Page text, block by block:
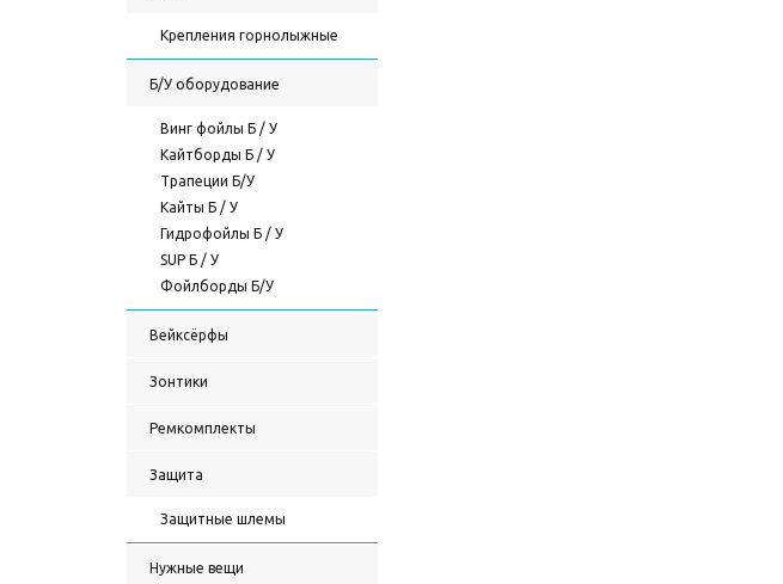
Крепления горнолыжные
Б/У оборудование
Винг фойлы Б / У
Кайтборды Б / У
Трапеции Б/У
Кайты Б / У
Гидрофойлы Б / У
SUP Б / У
Фойлборды Б/У
Вейксёрфы
Зонтики
Ремкомплекты
Защита
Защитные шлемы
Нужные вещи